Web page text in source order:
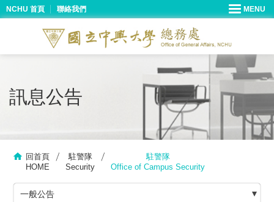
NCHU 首頁 聯絡我們
訊息公告
回首頁
HOME
駐警隊
Security
駐警隊
Office of Campus Security
一般公告